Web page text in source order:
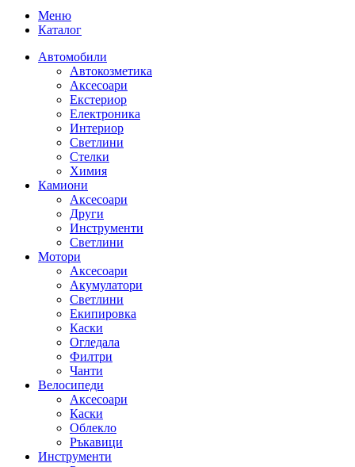
Меню
Каталог
Автомобили
Автокозметика
Аксесоари
Екстериор
Електроника
Интериор
Светлини
Стелки
Химия
Камиони
Аксесоари
Други
Инструменти
Светлини
Мотори
Аксесоари
Акумулатори
Светлини
Екипировка
Каски
Огледала
Филтри
Чанти
Велосипеди
Аксесоари
Каски
Облекло
Ръкавици
Инструменти